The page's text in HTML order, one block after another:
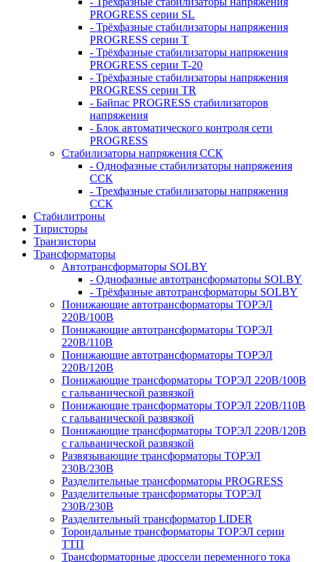
PROGRESS серии SL
- Трёхфазные стабилизаторы напряжения
PROGRESS серии T
- Трёхфазные стабилизаторы напряжения
PROGRESS серии T-20
- Трёхфазные стабилизаторы напряжения
PROGRESS серии TR
- Байпас PROGRESS стабилизаторов
напряжения
- Блок автоматического контроля сети
PROGRESS
Стабилизаторы напряжения ССК
- Однофазные стабилизаторы напряжения
ССК
- Трехфазные стабилизаторы напряжения
ССК
Стабилитроны
Тиристоры
Транзисторы
Трансформаторы
Автотрансформаторы SOLBY
- Однофазные автотрансформаторы SOLBY
- Трёхфазные автотрансформаторы SOLBY
Понижающие автотрансформаторы ТОРЭЛ
220В/100В
Понижающие автотрансформаторы ТОРЭЛ
220В/110В
Понижающие автотрансформаторы ТОРЭЛ
220В/120В
Понижающие трансформаторы ТОРЭЛ 220В/100В
с гальванической развязкой
Понижающие трансформаторы ТОРЭЛ 220В/110В
с гальванической развязкой
Понижающие трансформаторы ТОРЭЛ 220В/120В
с гальванической развязкой
Развязывающие трансформаторы ТОРЭЛ
230В/230В
Разделительные трансформаторы PROGRESS
Разделительные трансформаторы ТОРЭЛ
230В/230В
Разделительный трансформатор LIDER
Тороидальные трансформаторы ТОРЭЛ серии
ТТП
Трансформаторные дроссели переменного тока